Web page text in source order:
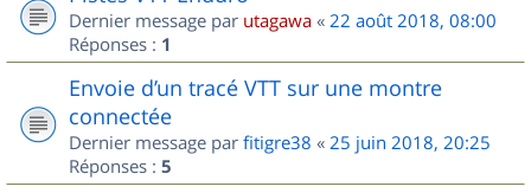
Dernier message par utagawa « 22 août 2018, 08:00
Réponses : 1
Envoie d’un tracé VTT sur une montre
connectée
Dernier message par fitigre38 « 25 juin 2018, 20:25
Réponses : 5